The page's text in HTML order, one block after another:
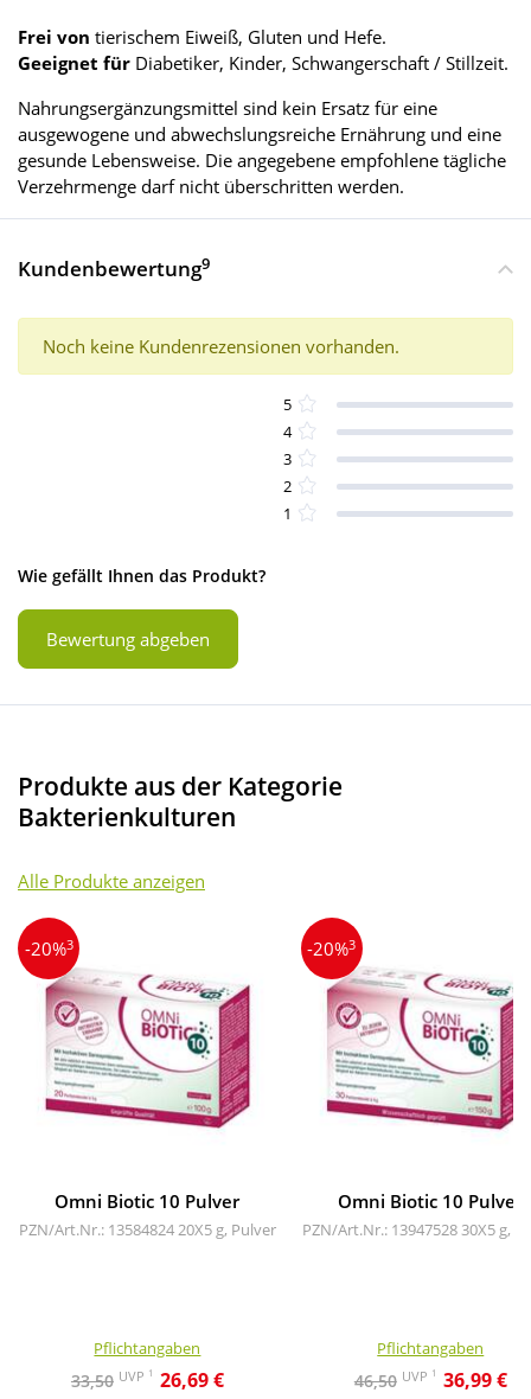
Frei von tierischem Eiweiß, Gluten und Hefe.
Geeignet für Diabetiker, Kinder, Schwangerschaft / Stillzeit.
Nahrungsergänzungsmittel sind kein Ersatz für eine
ausgewogene und abwechslungsreiche Ernährung und eine
gesunde Lebensweise. Die angegebene empfohlene tägliche
Verzehrmenge darf nicht überschritten werden.
Kundenbewertung9
Noch keine Kundenrezensionen vorhanden.
5
4
3
2
1
Wie gefällt Ihnen das Produkt?
Bewertung abgeben
Produkte aus der Kategorie
Bakterienkulturen
Alle Produkte anzeigen
-20%3
Omni Biotic 10 Pulver
PZN/Art.Nr.: 1358482420X5 g, Pulver
Pflichtangaben
33,50 UVP 1 26,69 €
-20%3
Omni Biotic 10 Pulver
PZN/Art.Nr.: 13947528 30X5 g,
Pflichtangaben
46,50 UVP 1 36,99 €